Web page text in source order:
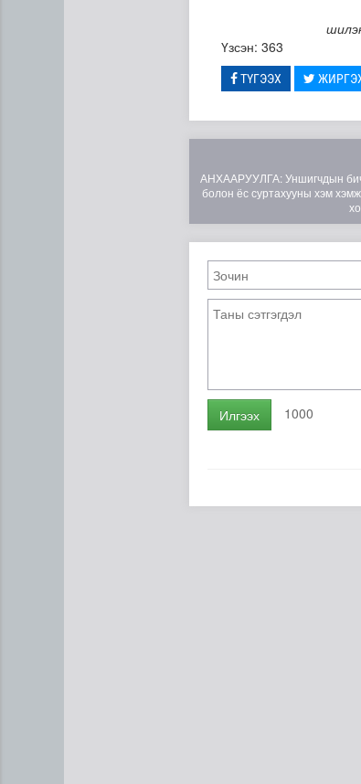
Өвөлжилтийн
Үзсэн: 363
ТҮГЭЭХ
АНХААРУУЛГА: Уншигчдын
болон ёс суртахууны хэм
Илгээх 1000